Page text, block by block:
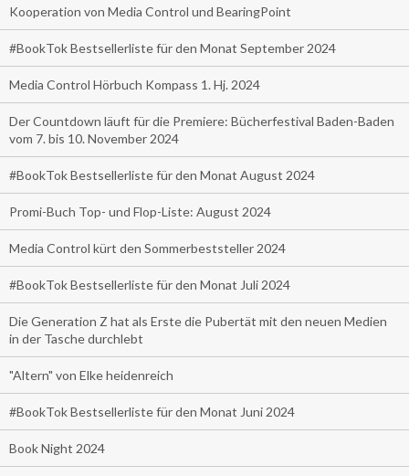
Kooperation von Media Control und BearingPoint
#BookTok Bestsellerliste für den Monat September 2024
Media Control Hörbuch Kompass 1. Hj. 2024
Der Countdown läuft für die Premiere: Bücherfestival Baden-Baden
vom 7. bis 10. November 2024
#BookTok Bestsellerliste für den Monat August 2024
Promi-Buch Top- und Flop-Liste: August 2024
Media Control kürt den Sommerbeststeller 2024
#BookTok Bestsellerliste für den Monat Juli 2024
Die Generation Z hat als Erste die Pubertät mit den neuen Medien
in der Tasche durchlebt
"Altern" von Elke heidenreich
#BookTok Bestsellerliste für den Monat Juni 2024
Book Night 2024